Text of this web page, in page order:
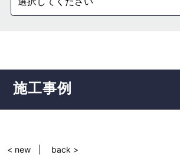
施工事例
< new back >